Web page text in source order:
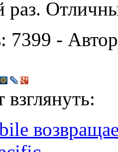
раз.
7399 -
взглянуть: